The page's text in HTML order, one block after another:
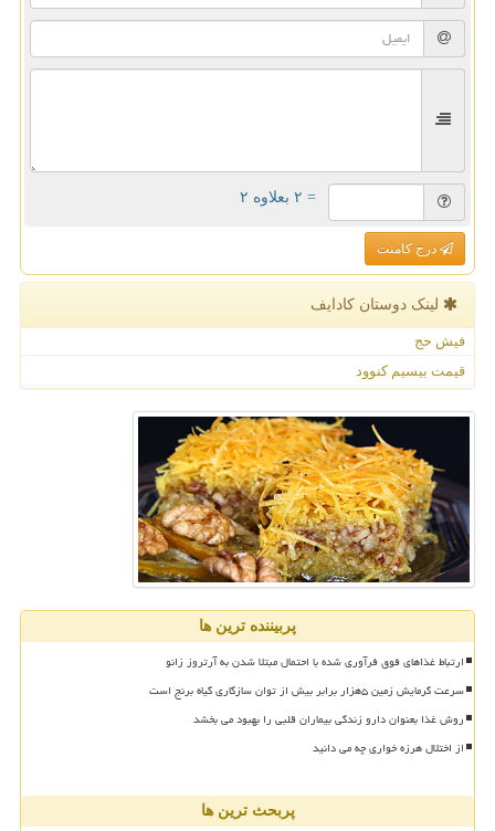
= ۲ بعلاوه ۲
درج کامنت
لینک دوستان كادایف
فیش حج
قیمت بیسیم کنوود
پربیننده ترین ها
ارتباط غذاهای فوق فرآوری شده با احتمال مبتلا شدن به آرتروز زانو
سرعت گرمایش زمین ۵هزار برابر بیش از توان سازگاری گیاه برنج است
روش غذا بعنوان دارو زندگی بیماران قلبی را بهبود می بخشد
از اختلال هرزه خواری چه می دانید
پربحث ترین ها